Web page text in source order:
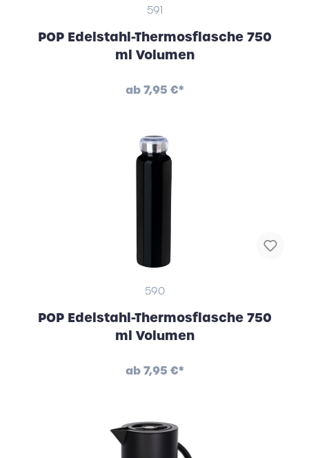
591
POP Edelstahl-Thermosflasche 750
ml Volumen
ab7,95 €*
590
POP Edelstahl-Thermosflasche 750
ml Volumen
ab7,95 €*